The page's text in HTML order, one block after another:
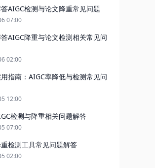
AIGC检测与论文降重常见问题
07:00
AIGC降重与论文检测相关常见问
02:00
指南：AIGC率降低与检测常见问
12:00
检测与降重相关问题解答
07:00
检测工具常见问题解答
02:00